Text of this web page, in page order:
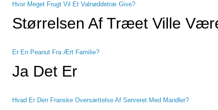
Hvor Meget Frugt Vil Et Valnøddetræ Give?
Størrelsen Af ​​træet Ville
Er En Peanut Fra Ært Familie?
Ja Det Er
Hvad Er Den Franske Oversættelse Af Serveret Med Mandler?